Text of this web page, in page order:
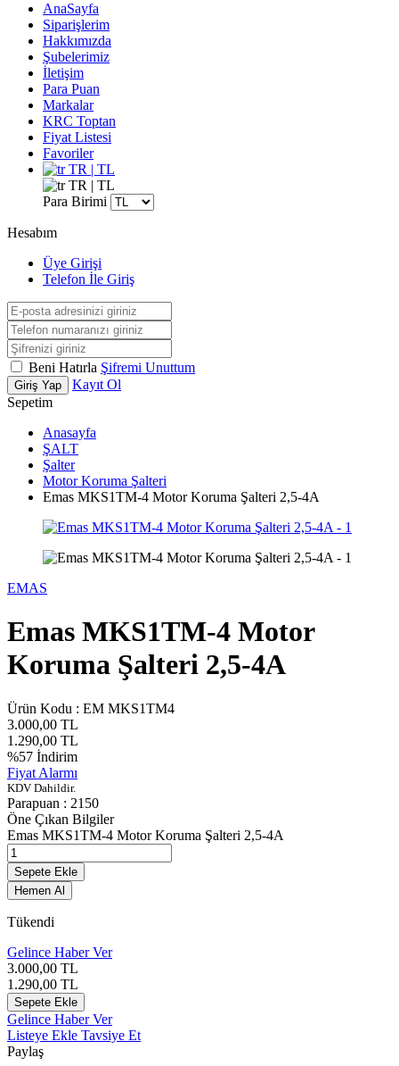
AnaSayfa
Siparişlerim
Hakkımızda
Şubelerimiz
İletişim
Para Puan
Markalar
KRC Toptan
Fiyat Listesi
Favoriler
TR | TL
TR | TL
Para Birimi
Hesabım
Üye Girişi
Telefon İle Giriş
Beni Hatırla Şifremi Unuttum
Giriş Yap
Kayıt Ol
Sepetim
Anasayfa
ŞALT
Şalter
Motor Koruma Şalteri
Emas MKS1TM-4 Motor Koruma Şalteri 2,5-4A
EMAS
Emas MKS1TM-4 Motor
Koruma Şalteri 2,5-4A
Ürün Kodu : EM MKS1TM4
3.000,00 TL
1.290,00 TL
%57 İndirim
Fiyat Alarmı
KDV Dahildir.
Parapuan : 2150
Öne Çıkan Bilgiler
Emas MKS1TM-4 Motor Koruma Şalteri 2,5-4A
Sepete Ekle
Hemen Al
Tükendi
Gelince Haber Ver
3.000,00 TL
1.290,00 TL
Sepete Ekle
Gelince Haber Ver
Listeye Ekle Tavsiye Et
Paylaş